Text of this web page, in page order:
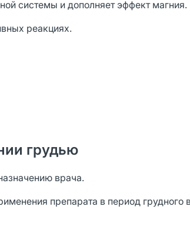
системы и дополняет эффект магния.
реакциях.
грудью
врача.
препарата в период грудного